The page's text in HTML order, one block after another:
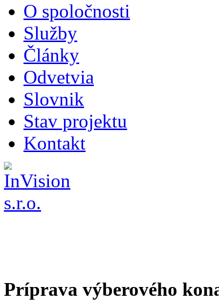
O spoločnosti
Služby
Články
Odvetvia
Slovnik
Stav projektu
Kontakt
Príprava výberového